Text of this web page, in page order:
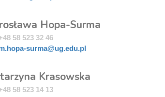
Hopa-Surma
58 523 32 46
surma@ug.edu.pl
Krasowska
58 523 14 13